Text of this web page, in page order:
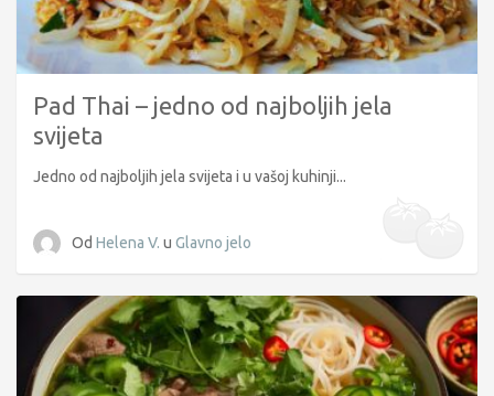
Pad Thai – jedno od najboljih jela
svijeta
Jedno od najboljih jela svijeta i u vašoj kuhinji...
Od Helena V. u Glavno jelo